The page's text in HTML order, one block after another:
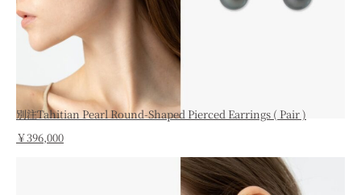
別注Tahitian Pearl Round-Shaped Pierced Earrings ( Pair )
￥396,000